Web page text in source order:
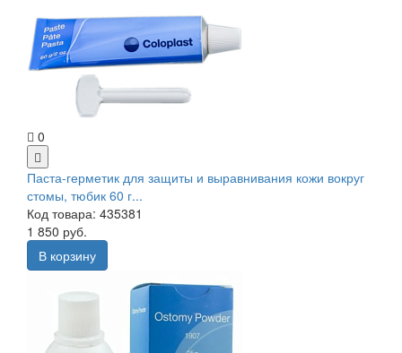
0
Паста-герметик для защиты и выравнивания кожи вокруг
стомы, тюбик 60 г...
Код товара: 435381
1 850 руб.
В корзину